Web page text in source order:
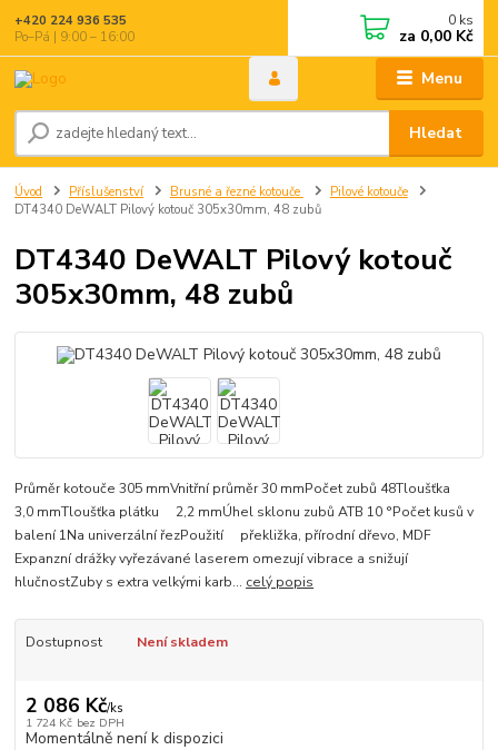
Menu
Hledat
+420 224 936 535
Po–Pá | 9:00 – 16:00
0 ks
za 0,00 Kč
Úvod Příslušenství Brusné a řezné kotouče
Pilové kotouče
DT4340 DeWALT Pilový kotouč 305x30mm, 48 zubů
DT4340 DeWALT Pilový kotouč
305x30mm, 48 zubů
Průměr kotouče 305 mmVnitřní průměr 30 mmPočet zubů 48Tloušťka
3,0 mmTloušťka plátku 2,2 mmÚhel sklonu zubů ATB 10 °Počet kusů v
balení 1Na univerzální řezPoužití překližka, přírodní dřevo, MDF
Expanzní drážky vyřezávané laserem omezují vibrace a snižují
hlučnostZuby s extra velkými karb... celý popis
Dostupnost Není skladem
2 086 Kč/ks
1 724 Kč bez DPH
Momentálně není k dispozici